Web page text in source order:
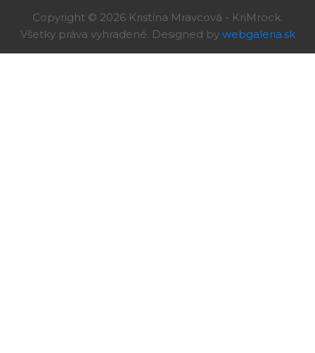
Copyright © 2026 Kristína Mravcová - KriMrock.
Všetky práva vyhradené. Designed by webgaleria.sk